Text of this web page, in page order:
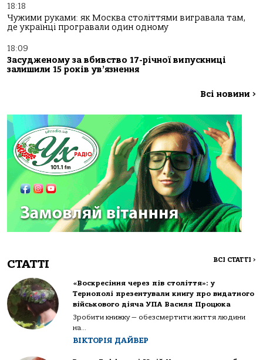
18:18
Чужими руками: як Москва століттями вигравала там,
де українці програвали один одному
18:09
Засудженому за вбивство 17-річної випускниці
залишили 15 років ув’язнення
Всі новини >
СТАТТІ ВСІ СТАТТІ >
«Воскресіння через пів століття»: у
Тернополі презентували книгу про видатного
військового діяча УПА Василя Процюка
Зробити книжку — обезсмертити життя людини
на...
ВІКТОРІЯ ДАЙВЕР